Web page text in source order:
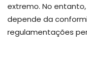
extremo. No
depende da
regulamentações